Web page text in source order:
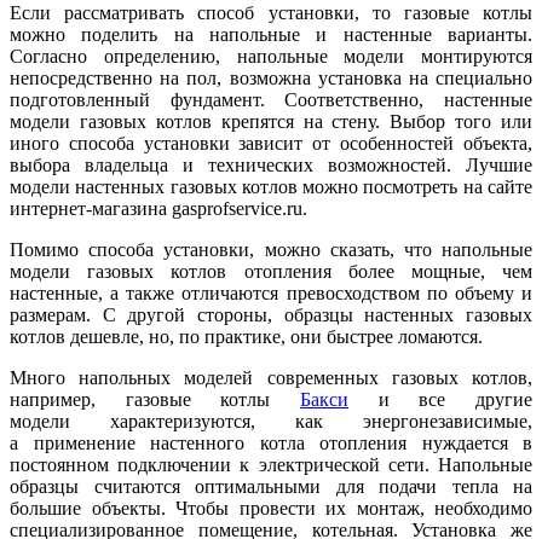
Если рассматривать способ установки, то газовые котлы
можно поделить на напольные и настенные варианты.
Согласно определению, напольные модели монтируются
непосредственно на пол, возможна установка на специально
подготовленный фундамент. Соответственно, настенные
модели газовых котлов крепятся на стену. Выбор того или
иного способа установки зависит от особенностей объекта,
выбора владельца и технических возможностей. Лучшие
модели настенных газовых котлов можно посмотреть на сайте
интернет-магазина gasprofservice.ru.
Помимо способа установки, можно сказать, что напольные
модели газовых котлов отопления более мощные, чем
настенные, а также отличаются превосходством по объему и
размерам. С другой стороны, образцы настенных газовых
котлов дешевле, но, по практике, они быстрее ломаются.
Много напольных моделей современных газовых котлов,
например, газовые котлы Бакси и все другие
модели характеризуются, как энергонезависимые,
а применение настенного котла отопления нуждается в
постоянном подключении к электрической сети. Напольные
образцы считаются оптимальными для подачи тепла на
большие объекты. Чтобы провести их монтаж, необходимо
специализированное помещение, котельная. Установка же